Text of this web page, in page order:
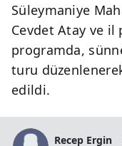
Süleymaniye
Cevdet Atay ve il
programda,
turu
edildi.
Recep Ergin